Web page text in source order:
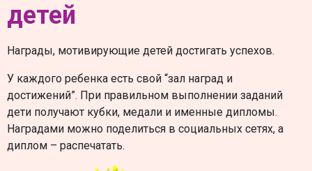
детей
Награды, мотивирующие детей достигать успехов.
У каждого ребенка есть свой “зал наград и
достижений”. При правильном выполнении заданий
дети получают кубки, медали и именные дипломы.
Наградами можно поделиться в социальных сетях, а
диплом – распечатать.